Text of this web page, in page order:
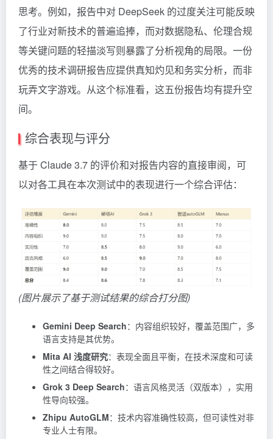
思考。例如，报告中对 DeepSeek 的过度关注可能反映
了行业对新技术的普遍追捧，而对数据隐私、伦理合规
等关键问题的轻描淡写则暴露了分析视角的局限。一份
优秀的技术调研报告应提供真知灼见和务实分析，而非
玩弄文字游戏。从这个标准看，这五份报告均有提升空
间。
综合表现与评分
基于 Claude 3.7 的评价和对报告内容的直接审阅，可
以对各工具在本次测试中的表现进行一个综合评估：
(图片展示了基于测试结果的综合打分图)
Gemini Deep Search：内容组织较好，覆盖范围广，多
语言支持是其优势。
Mita AI 浅度研究：表现全面且平衡，在技术深度和可读
性之间结合得较好。
Grok 3 Deep Search：语言风格灵活（双版本），实用
性导向较强。
Zhipu AutoGLM：技术内容准确性较高，但可读性对非
专业人士有限。